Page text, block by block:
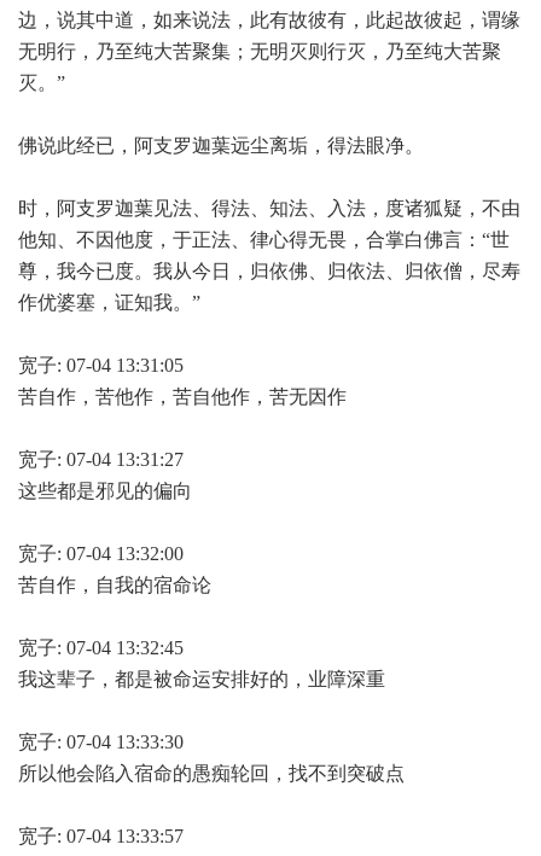
边，说其中道，如来说法，此有故彼有，此起故彼起，谓缘
无明行，乃至纯大苦聚集；无明灭则行灭，乃至纯大苦聚
灭。”
佛说此经已，阿支罗迦葉远尘离垢，得法眼净。
时，阿支罗迦葉见法、得法、知法、入法，度诸狐疑，不由
他知、不因他度，于正法、律心得无畏，合掌白佛言：“世
尊，我今已度。我从今日，归依佛、归依法、归依僧，尽寿
作优婆塞，证知我。”
宽子: 07-04 13:31:05
苦自作，苦他作，苦自他作，苦无因作
宽子: 07-04 13:31:27
这些都是邪见的偏向
宽子: 07-04 13:32:00
苦自作，自我的宿命论
宽子: 07-04 13:32:45
我这辈子，都是被命运安排好的，业障深重
宽子: 07-04 13:33:30
所以他会陷入宿命的愚痴轮回，找不到突破点
宽子: 07-04 13:33:57